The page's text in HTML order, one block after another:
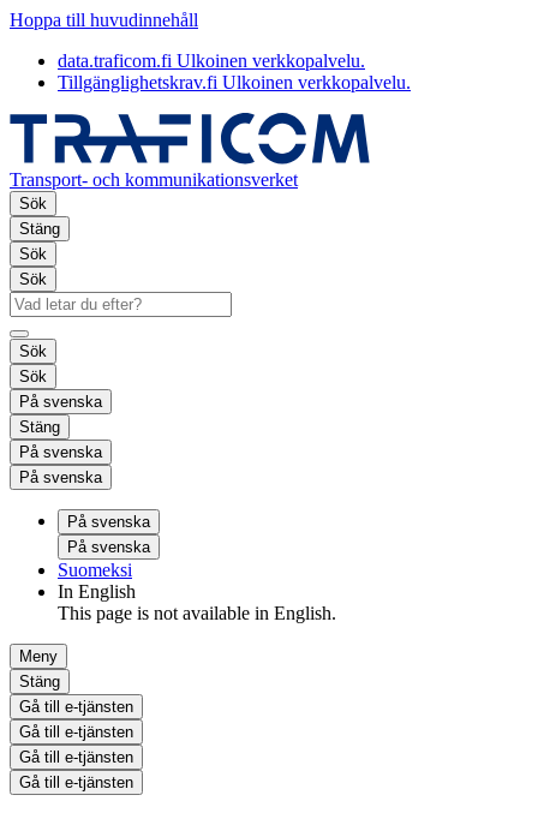
Hoppa till huvudinnehåll
data.traficom.fi Ulkoinen verkkopalvelu.
Tillgänglighetskrav.fi Ulkoinen verkkopalvelu.
Transport- och kommunikationsverket
Sök
Stäng
Sök
Sök
Sök
Sök
På svenska
Stäng
På svenska
På svenska
På svenska
På svenska
Suomeksi
In English
This page is not available in English.
Meny
Stäng
Gå till e-tjänsten
Gå till e-tjänsten
Gå till e-tjänsten
Gå till e-tjänsten